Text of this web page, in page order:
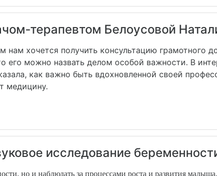
терапевтом Белоусовой
хочется получить консультацию грамотного
его можно назвать делом особой важности. В
как важно быть вдохновленной своей
медицину.
исследование
но и наблюдать за процессами роста и развития малыша.